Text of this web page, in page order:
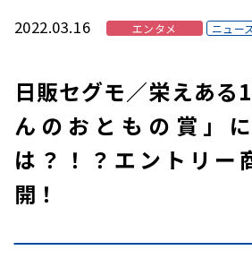
2022.03.16 エンタメ ニュー
日販セグモ／栄えある
んのおともの賞」
は？！？エントリー
開！